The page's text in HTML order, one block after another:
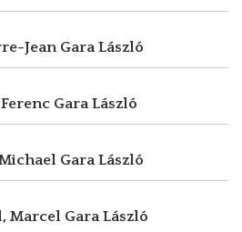
Jean Gara László
Gara László
Michael Gara László
Marcel Gara László